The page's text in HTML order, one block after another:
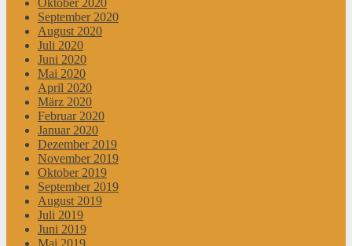
September 2020
August 2020
Juli 2020
Juni 2020
Mai 2020
April 2020
März 2020
Februar 2020
Januar 2020
Dezember 2019
November 2019
Oktober 2019
September 2019
August 2019
Juli 2019
Juni 2019
Mai 2019